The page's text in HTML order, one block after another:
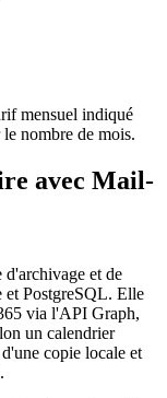
mensuel indiqué
nombre de mois.
avec Mail-
et de
et PostgreSQL. Elle
via l'API Graph,
un calendrier
copie locale et